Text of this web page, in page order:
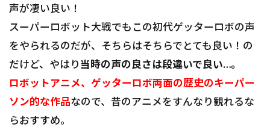
声が凄い良い！
スーパーロボット大戦でもこの初代ゲッターロボの声
をやられるのだが、そちらはそちらでとても良い！の
だけど、やはり当時の声の良さは段違いで良い…。
ロボットアニメ、ゲッターロボ両面の歴史のキーパー
ソン的な作品なので、昔のアニメをすんなり観れるな
らおすすめ。